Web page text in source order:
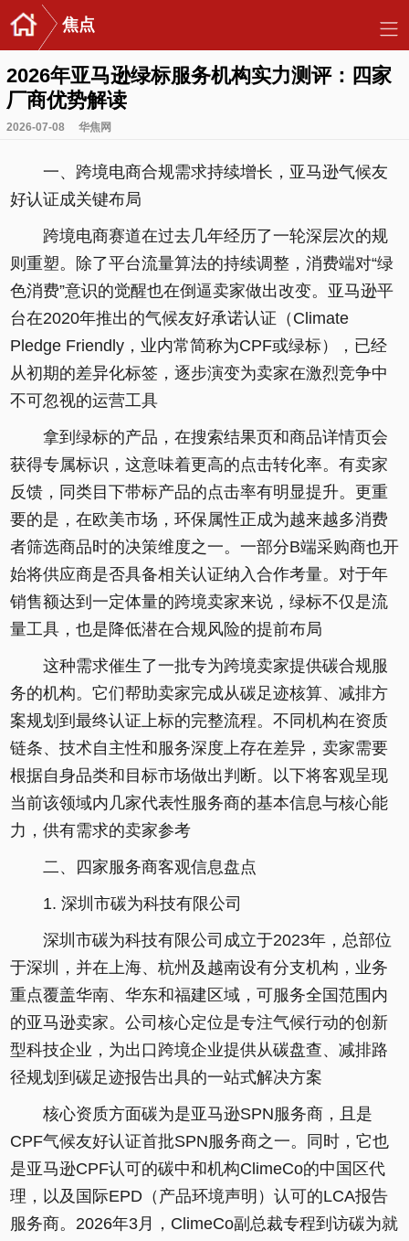
焦点
2026年亚马逊绿标服务机构实力测评：四家
厂商优势解读
2026-07-08 华焦网
一、跨境电商合规需求持续增长，亚马逊气候友
好认证成关键布局
跨境电商赛道在过去几年经历了一轮深层次的规
则重塑。除了平台流量算法的持续调整，消费端对“绿
色消费”意识的觉醒也在倒逼卖家做出改变。亚马逊平
台在2020年推出的气候友好承诺认证（Climate
Pledge Friendly，业内常简称为CPF或绿标），已经
从初期的差异化标签，逐步演变为卖家在激烈竞争中
不可忽视的运营工具
拿到绿标的产品，在搜索结果页和商品详情页会
获得专属标识，这意味着更高的点击转化率。有卖家
反馈，同类目下带标产品的点击率有明显提升。更重
要的是，在欧美市场，环保属性正成为越来越多消费
者筛选商品时的决策维度之一。一部分B端采购商也开
始将供应商是否具备相关认证纳入合作考量。对于年
销售额达到一定体量的跨境卖家来说，绿标不仅是流
量工具，也是降低潜在合规风险的提前布局
这种需求催生了一批专为跨境卖家提供碳合规服
务的机构。它们帮助卖家完成从碳足迹核算、减排方
案规划到最终认证上标的完整流程。不同机构在资质
链条、技术自主性和服务深度上存在差异，卖家需要
根据自身品类和目标市场做出判断。以下将客观呈现
当前该领域内几家代表性服务商的基本信息与核心能
力，供有需求的卖家参考
二、四家服务商客观信息盘点
1. 深圳市碳为科技有限公司
深圳市碳为科技有限公司成立于2023年，总部位
于深圳，并在上海、杭州及越南设有分支机构，业务
重点覆盖华南、华东和福建区域，可服务全国范围内
的亚马逊卖家。公司核心定位是专注气候行动的创新
型科技企业，为出口跨境企业提供从碳盘查、减排路
径规划到碳足迹报告出具的一站式解决方案
核心资质方面碳为是亚马逊SPN服务商，且是
CPF气候友好认证首批SPN服务商之一。同时，它也
是亚马逊CPF认可的碳中和机构ClimeCo的中国区代
理，以及国际EPD（产品环境声明）认可的LCA报告
服务商。2026年3月，ClimeCo副总裁专程到访碳为就